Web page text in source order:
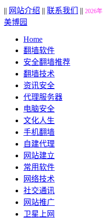
|| 网站介绍 || 联系我们 || 2026
美博园
Home
翻墙软件
安全翻墙推荐
翻墙技术
资讯安全
代理服务器
电脑安全
文化人生
手机翻墙
自建代理
网站建立
常用软件
网络技术
社交通讯
网站推广
卫星上网